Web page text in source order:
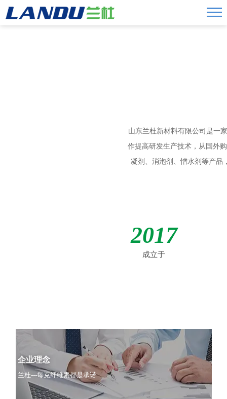
山东兰杜新材料有限公司是一
作提高研发生产技术，从国外
凝剂、消泡剂、憎水剂等产
2017
成立于
企业理念
兰杜---每克纤维素都是承诺